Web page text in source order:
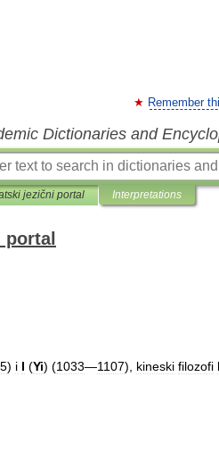
Remember
Dictionaries and
jezični portal Interpretations
) i I (Yi) (1033—1107), kineski filozofi